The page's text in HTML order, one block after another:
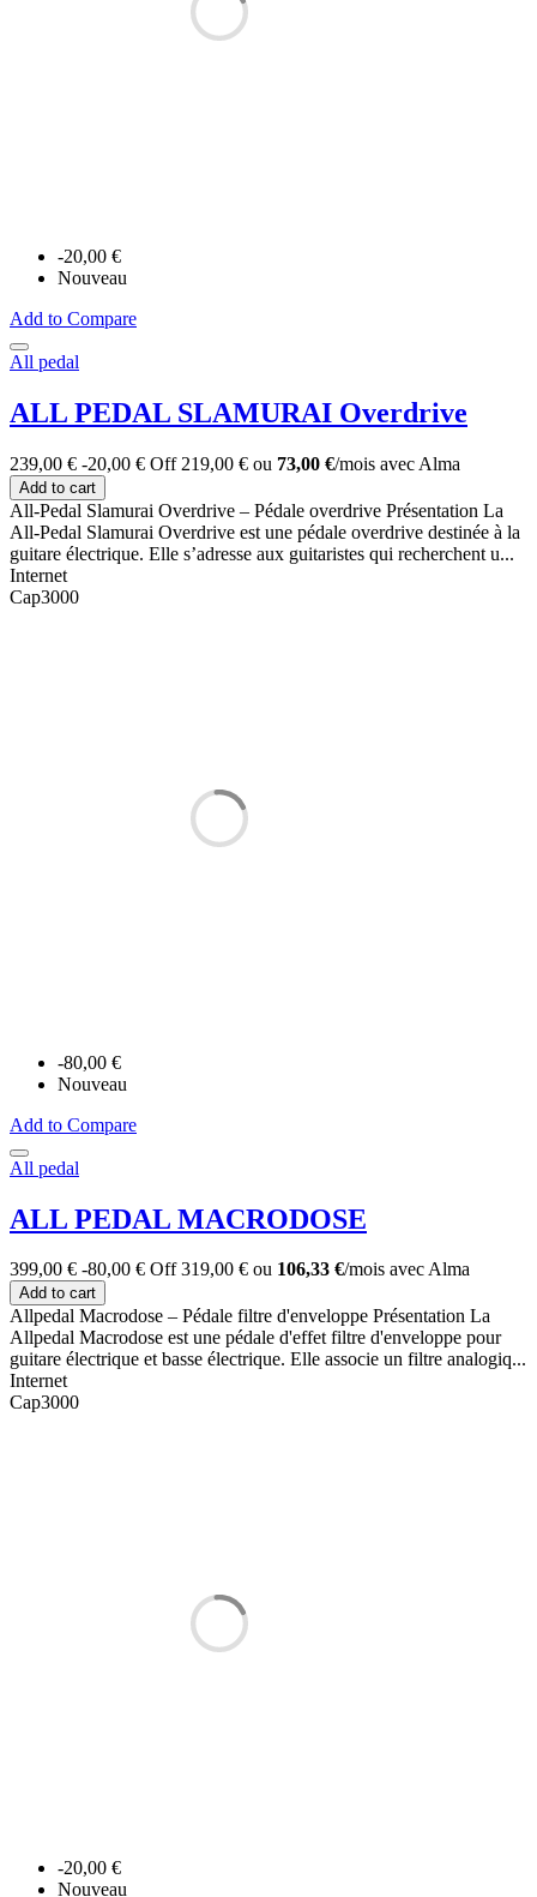
-20,00 €
Nouveau
Add to Compare
All pedal
ALL PEDAL SLAMURAI Overdrive
239,00 € -20,00 € Off 219,00 € ou 73,00 €/mois avec Alma
Add to cart
All-Pedal Slamurai Overdrive – Pédale overdrive Présentation La
All-Pedal Slamurai Overdrive est une pédale overdrive destinée à la
guitare électrique. Elle s’adresse aux guitaristes qui recherchent u...
Internet
Cap3000
-80,00 €
Nouveau
Add to Compare
All pedal
ALL PEDAL MACRODOSE
399,00 € -80,00 € Off 319,00 € ou 106,33 €/mois avecAlma
Add to cart
Allpedal Macrodose – Pédale filtre d'enveloppe Présentation La
Allpedal Macrodose est une pédale d'effet filtre d'enveloppe pour
guitare électrique et basse électrique. Elle associe un filtre analogiq...
Internet
Cap3000
-20,00 €
Nouveau